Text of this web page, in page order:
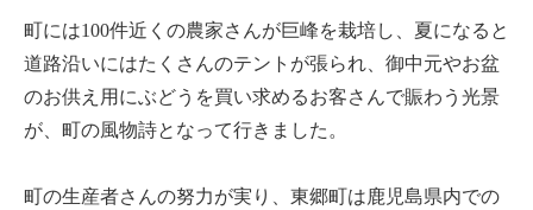
町には100件近くの農家さんが巨峰を栽培し、夏になると
道路沿いにはたくさんのテントが張られ、御中元やお盆
のお供え用にぶどうを買い求めるお客さんで賑わう光景
が、町の風物詩となって行きました。
町の生産者さんの努力が実り、東郷町は鹿児島県内での